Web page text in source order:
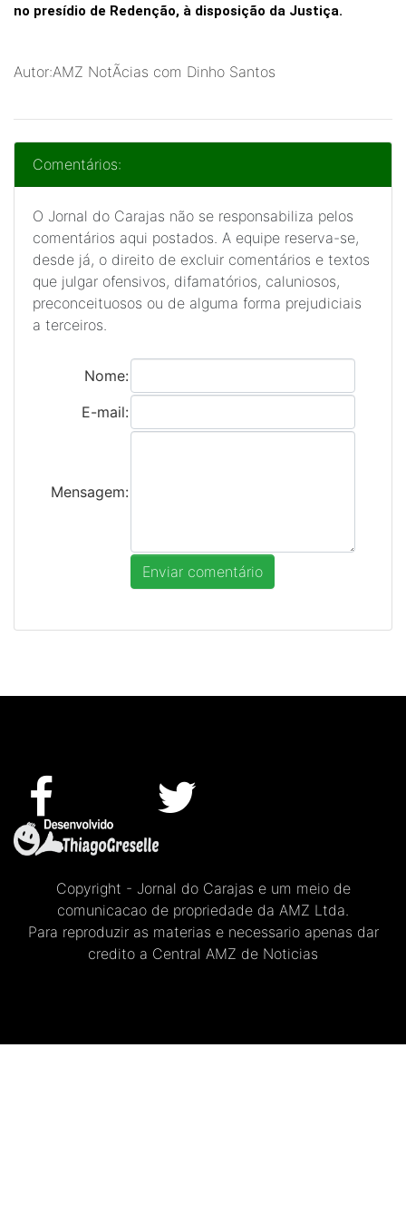
no presídio de Redenção, à disposição da Justiça.
Autor:AMZ NotÃ­cias com Dinho Santos
Comentários:
O Jornal do Carajas não se responsabiliza pelos
comentários aqui postados. A equipe reserva-se,
desde já, o direito de excluir comentários e textos
que julgar ofensivos, difamatórios, caluniosos,
preconceituosos ou de alguma forma prejudiciais
a terceiros.
Nome:
E-mail:
Mensagem:
Copyright - Jornal do Carajas e um meio de
comunicacao de propriedade da AMZ Ltda.
Para reproduzir as materias e necessario apenas dar
credito a Central AMZ de Noticias